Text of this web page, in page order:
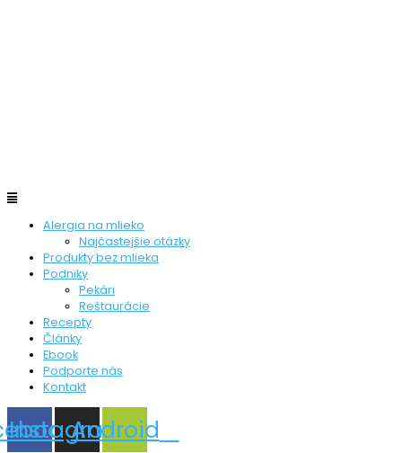
Alergia na mlieko
Najčastejšie otázky
Produkty bez mlieka
Podniky
Pekári
Reštaurácie
Recepty
Články
Ebook
Podporte nás
Kontakt
Instagram
Android